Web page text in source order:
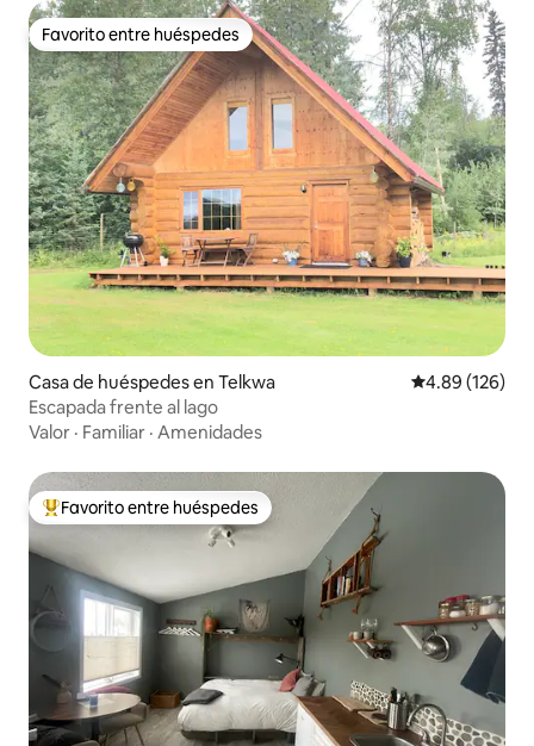
Favorito entre huéspedes
Favorito entre huéspedes
Casa de huéspedes en Telkwa Calificación
4.89 (126)
Escapada frente al lago
Valor · Familiar · Amenidades
De los mejores en Favorito entre huéspedes
Favorito entre huéspedes